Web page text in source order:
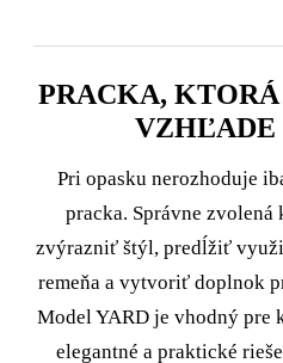
PRACKA,
VZHĽADE
Pri opasku nerozhoduje
pracka. Správne zvolená
zvýrazniť štýl, predĺžiť
remeňa a vytvoriť doplnok
Model YARD je vhodný pre
elegantné a praktické